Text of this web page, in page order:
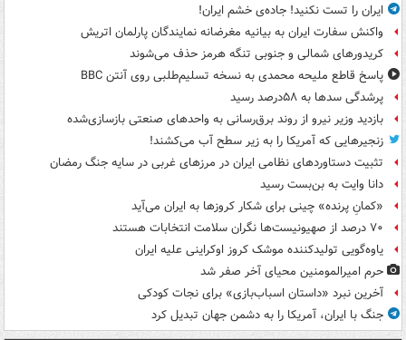
ایران را تست نکنید! جاده‌ی خشم ایران!
واکنش سفارت ایران به بیانیه مغرضانه نمایندگان پارلمان اتریش
کریدورهای شمالی و جنوبی تنگه هرمز حذف می‌شوند
پاسخ قاطع ملیحه محمدی به نسخه تسلیم‌طلبی روی آنتن BBC
پرشدگی سدها به ۵۸درصد رسید
بازدید وزیر نیرو از روند برق‌رسانی به واحدهای صنعتی بازسازی‌شده
زنجیرهایی که آمریکا را به زیر سطح آب می‌کشند!
تثبیت دستاوردهای نظامی ایران در مرزهای غربی در سایه جنگ رمضان
دانا وایت به بن‌بست رسید
«کمانِ پرنده» چینی برای شکار کروزها به ایران می‌آید
۷۰ درصد از صهیونیست‌ها نگران سلامت انتخابات هستند
یاوه‌گویی تولیدکننده موشک کروز اوکراینی علیه ایران
حرم امیرالمومنین محیای آخر صفر شد
آخرین نبرد «داستان اسباب‌بازی» برای نجات کودکی
جنگ با ایران، آمریکا را به دشمن جهان تبدیل کرد